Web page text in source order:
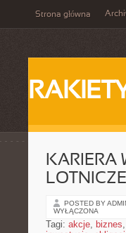
Strona główna
KARIERA
POSTED BY
WYŁĄCZONA
Tagi: akcje, biznes,